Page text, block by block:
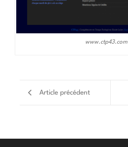
www.ctp43.com
Article précédent